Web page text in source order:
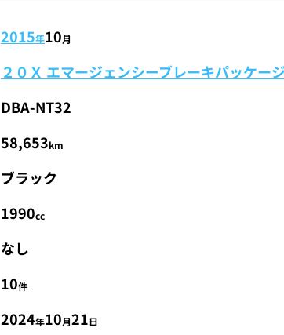
2015年10月
２０Ｘ エマージェンシーブレーキパッケー
DBA-NT32
58,653km
ブラック
1990cc
なし
10件
2024年10月21日